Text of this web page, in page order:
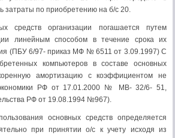
затраты по приобретению на б/с 20.
средств организации погашается путем
линейным способом в течение срока их
(ПБУ 6/97- приказ МФ № 6511 от 3.09.1997) С
компьютеров в составе основных
амортизацию с коэффициентом не
РФ от 17.01.2000 № МВ- 32/6- 51,
РФ от 19.08.1994 №967).
основных средств определяется
при принятии о/с к учету исходя из